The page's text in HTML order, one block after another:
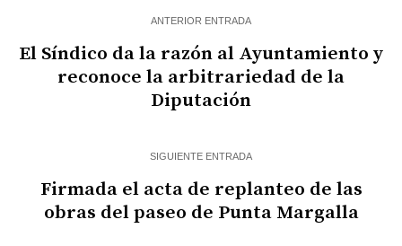
ANTERIOR ENTRADA
El Síndico da la razón al Ayuntamiento y
reconoce la arbitrariedad de la
Diputación
SIGUIENTE ENTRADA
Firmada el acta de replanteo de las
obras del paseo de Punta Margalla